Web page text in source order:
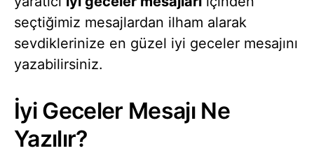
seçtiğimiz mesajlardan ilham alarak
sevdiklerinize en güzel iyi geceler mesajını
yazabilirsiniz.
İyi Geceler Mesajı Ne
Yazılır?